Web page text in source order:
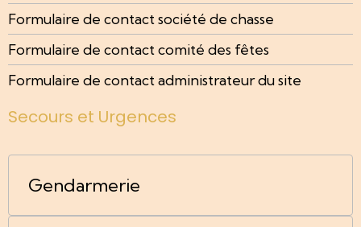
Formulaire de contact société de chasse
Formulaire de contact comité des fêtes
Formulaire de contact administrateur du site
Secours et Urgences
Gendarmerie